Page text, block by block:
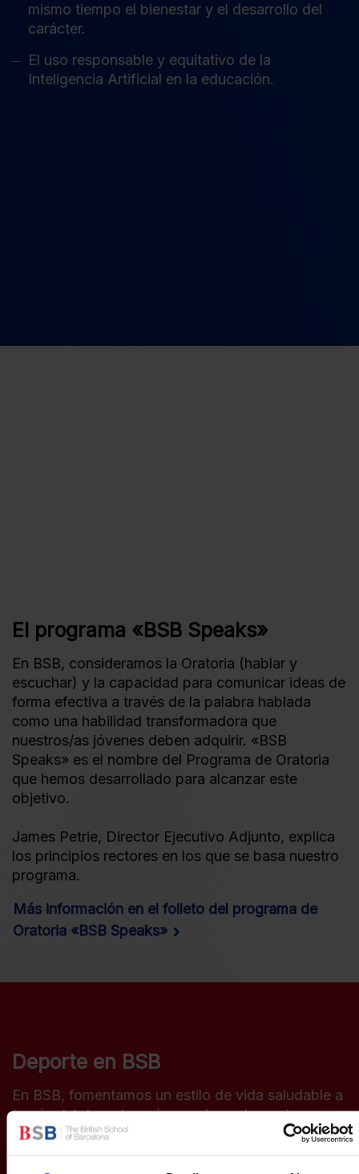
mismo tiempo el bienestar y el desarrollo del
carácter.
El uso responsable y equitativo de la
Inteligencia Artificial en la educación.
El programa «BSB Speaks»
En BSB, consideramos la Oratoria (hablar y
escuchar) y la capacidad para comunicar ideas de
forma efectiva a través de la palabra hablada
como una habilidad transformadora que
nuestros/as jóvenes deben adquirir. «BSB
Speaks» es el nombre del Programa de Oratoria
que hemos desarrollado para alcanzar este
objetivo.
James Petrie, Director Ejecutivo Adjunto, explica
los principios rectores en los que se basa nuestro
programa.
Más información en el folleto del programa de
Oratoria «BSB Speaks»
Deporte en BSB
En BSB, fomentamos un estilo de vida saludable a
través del deporte, así como los valores de
compromiso, resiliencia, disciplina, trabajo en